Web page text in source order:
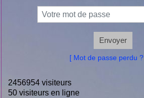
Envoyer
[ Mot de passe perdu ?
2456954 visiteurs
50 visiteurs en ligne